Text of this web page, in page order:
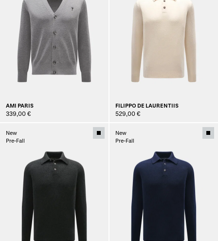
AMI PARIS
339,00 €
FILIPPO DE LAURENTIIS
529,00 €
New
Pre-Fall
New
Pre-Fall